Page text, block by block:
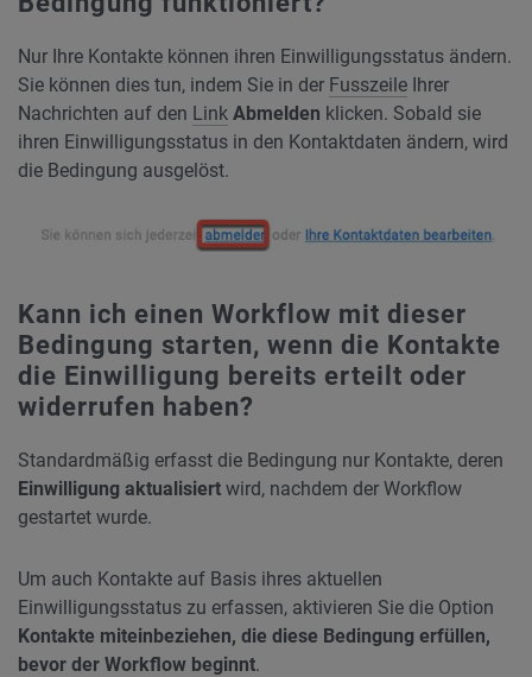
Nur Ihre Kontakte können ihren Einwilligungsstatus ändern.
Sie können dies tun, indem Sie in der Fusszeile Ihrer
Nachrichten auf den Link Abmelden klicken. Sobald sie
ihren Einwilligungsstatus in den Kontaktdaten ändern, wird
die Bedingung ausgelöst.
Kann ich einen Workflow mit dieser
Bedingung starten, wenn die Kontakte
die Einwilligung bereits erteilt oder
widerrufen haben?
Standardmäßig erfasst die Bedingung nur Kontakte, deren
Einwilligung aktualisiert wird, nachdem der Workflow
gestartet wurde.
Um auch Kontakte auf Basis ihres aktuellen
Einwilligungsstatus zu erfassen, aktivieren Sie die Option
Kontakte miteinbeziehen, die diese Bedingung erfüllen,
bevor der Workflow beginnt.